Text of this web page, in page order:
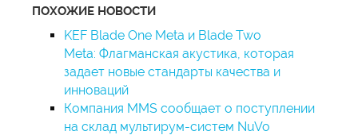
ПОХОЖИЕ НОВОСТИ
KEF Blade One Meta и Blade Two
Meta: Флагманская акустика, которая
задает новые стандарты качества и
инноваций
Компания MMS сообщает о поступлении
на склад мультирум-систем NuVo